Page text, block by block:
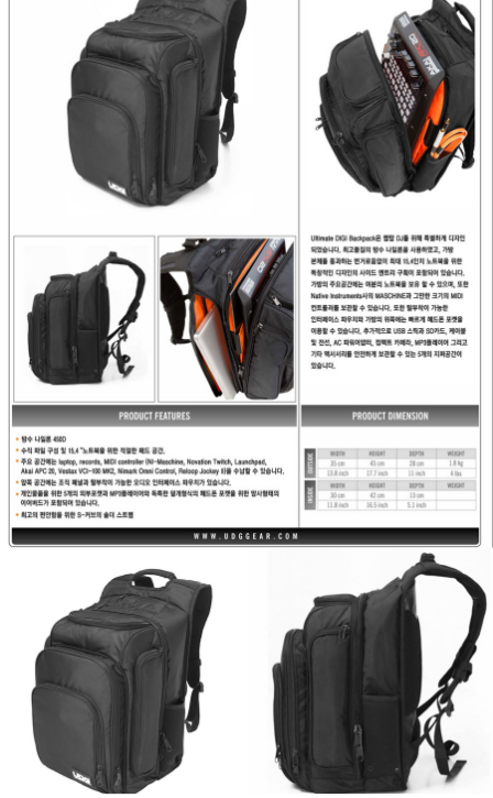
프 하세요!